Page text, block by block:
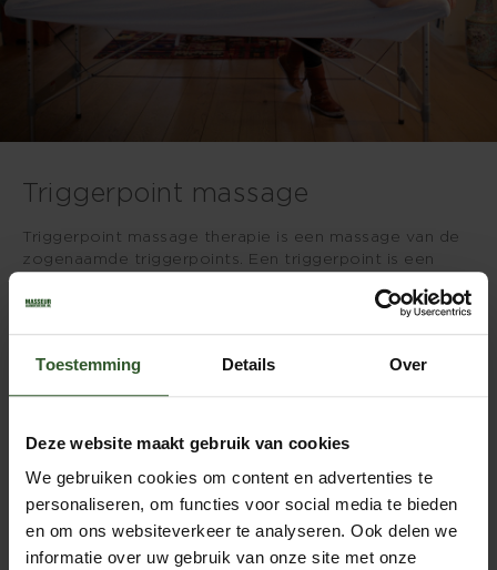
Toestemming Details Over
Deze website maakt gebruik van cookies
We gebruiken cookies om content en advertenties te
personaliseren, om functies voor social media te bieden
en om ons websiteverkeer te analyseren. Ook delen we
informatie over uw gebruik van onze site met onze
Triggerpoint massage
Triggerpoint massage therapie is een massage van de
zogenaamde triggerpoints. Een triggerpoint is een
van lichamelijke klachten. Bij triggerpoint therapie
enkele minuten verlichting. De positieve werking van
triggerpoint massage zijn inmiddels ook
Deze massage werkt goed bij:
spierstijfheid
duizeligheid